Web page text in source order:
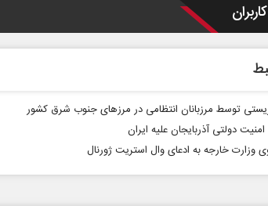
توسط مرزبانان انتظامی در مرز‌های جنوب شرق کشور
دولتی آذربایجان علیه ایران
خارجه به ادعای وال استریت ژورنال